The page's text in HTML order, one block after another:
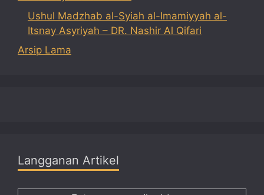
Ushul Madzhab al-Syiah al-Imamiyyah al-
Itsnay Asyriyah – DR. Nashir Al Qifari
Arsip Lama
Langganan Artikel